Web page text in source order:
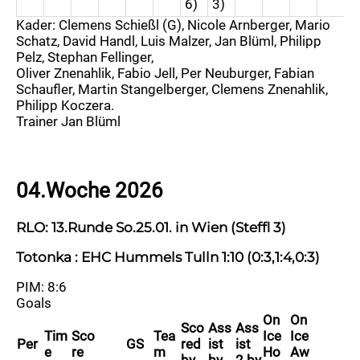
6)
3)
Kader: Clemens Schießl (G), Nicole Arnberger, Mario
Schatz, David Handl, Luis Malzer, Jan Blüml, Philipp
Pelz, Stephan Fellinger,
Oliver Znenahlik, Fabio Jell, Per Neuburger, Fabian
Schaufler, Martin Stangelberger, Clemens Znenahlik,
Philipp Koczera.
Trainer Jan Blüml
04.Woche 2026
RLO: 13.Runde So.25.01. in Wien (Steffl 3)
Totonka : EHC Hummels Tulln 1:10 (0:3,1:4,0:3)
PIM: 8:6
Goals
Per Tim
e
Sco
re
GS Tea
m
Sco
red
Ass
ist
Ass
ist
On
Ice
Ho
On
Ice
Aw